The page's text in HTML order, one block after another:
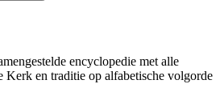
encyclopedie met alle
Kerk en traditie op alfabetische volgorde